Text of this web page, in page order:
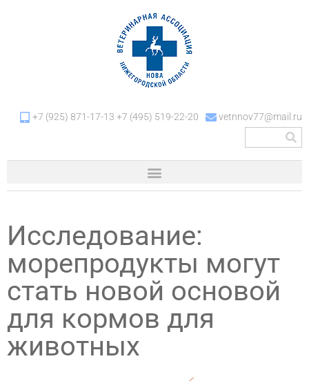
+7 (925) 871-17-13 +7 (495) 519-22-20 vetnnov77@mail.ru
Исследование:
морепродукты могут
стать новой основой
для кормов для
животных